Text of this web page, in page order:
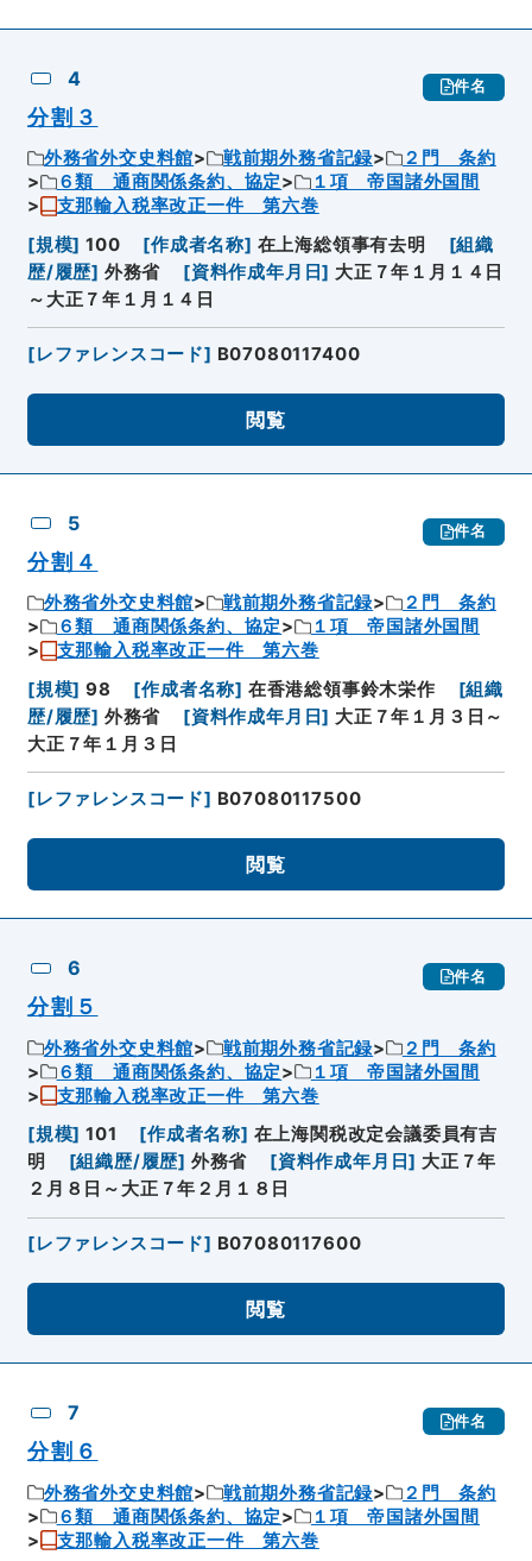
4 件名
分割３
外務省外交史料館 戦前期外務省記録
２門 条約
６類 通商関係条約、協定
１項 帝国諸外国間
支那輸入税率改正一件 第六巻
[規模] 100 [作成者名称] 在上海総領事有去明 [組織
歴/履歴] 外務省 [資料作成年月日] 大正７年１月１４日
～大正７年１月１４日
[レファレンスコード] B07080117400
閲覧
5 件名
分割４
外務省外交史料館 戦前期外務省記録
２門 条約
６類 通商関係条約、協定
１項 帝国諸外国間
支那輸入税率改正一件 第六巻
[規模] 98 [作成者名称] 在香港総領事鈴木栄作 [組織
歴/履歴] 外務省 [資料作成年月日] 大正７年１月３日～
大正７年１月３日
[レファレンスコード] B07080117500
閲覧
6 件名
分割５
外務省外交史料館 戦前期外務省記録
２門 条約
６類 通商関係条約、協定
１項 帝国諸外国間
支那輸入税率改正一件 第六巻
[規模] 101 [作成者名称] 在上海関税改定会議委員有吉
明
[組織歴/履歴] 外務省 [資料作成年月日] 大正７年
２月８日～大正７年２月１８日
[レファレンスコード] B07080117600
閲覧
7 件名
分割６
外務省外交史料館 戦前期外務省記録
２門 条約
６類 通商関係条約、協定
１項 帝国諸外国間
支那輸入税率改正一件 第六巻